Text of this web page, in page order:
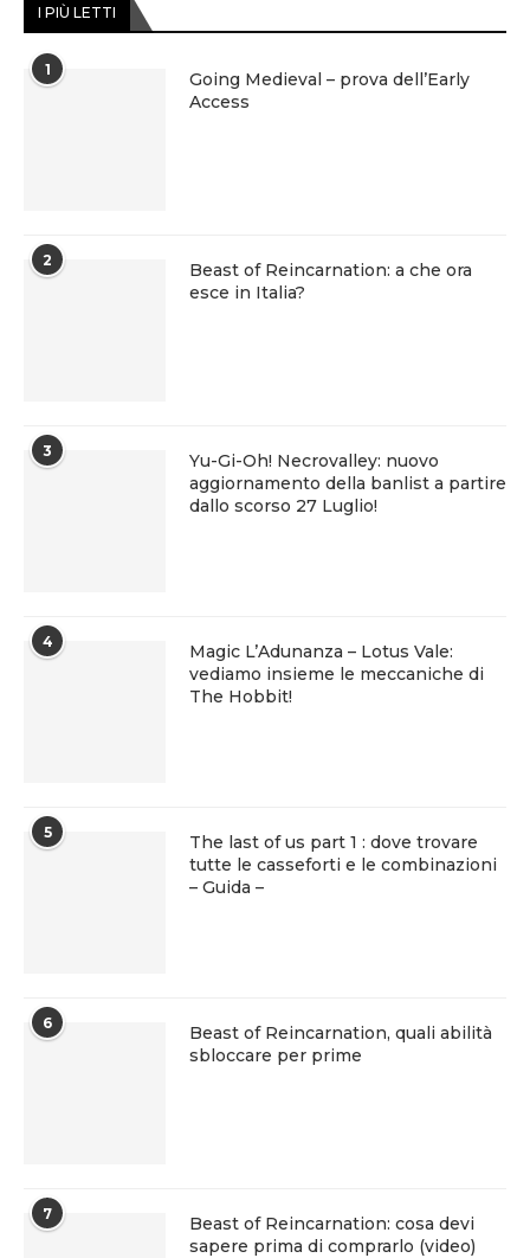
I PIÙ LETTI
1
Going Medieval – prova dell’Early
Access
2
Beast of Reincarnation: a che ora
esce in Italia?
3
Yu-Gi-Oh! Necrovalley: nuovo
aggiornamento della banlist a partire
dallo scorso 27 Luglio!
4
Magic L’Adunanza – Lotus Vale:
vediamo insieme le meccaniche di
The Hobbit!
5
The last of us part 1 : dove trovare
tutte le casseforti e le combinazioni
– Guida –
6
Beast of Reincarnation, quali abilità
sbloccare per prime
7
Beast of Reincarnation: cosa devi
sapere prima di comprarlo (video)